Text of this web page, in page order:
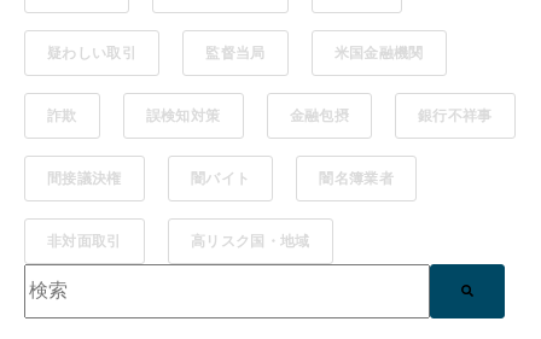
疑わしい取引 監督当局 米国金融機関
詐欺 誤検知対策 金融包摂 銀行不祥事
間接議決権 闇バイト 闇名簿業者
非対面取引 高リスク国・地域
これは、自動候補機能付きの検索フィールドです。